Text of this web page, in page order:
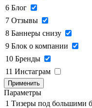
6 Блог
7 Отзывы
8 Баннеры снизу
9 Блок о компании
10 Бренды
11 Инстаграм
Применить
Параметры
1 Тизеры под большими